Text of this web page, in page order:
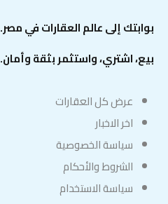
بوابتك إلى عالم العقارات في مصر.
بيع، اشتري، واستثمر بثقة وأمان.
عرض كل العقارات
اخر الاخبار
سياسة الخصوصية
الشروط والأحكام
سياسة الاستخدام